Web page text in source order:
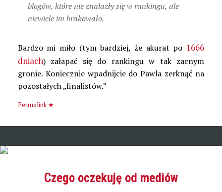
blogów, które nie znalazły się w rankingu, ale
niewiele im brakowało.
Bardzo mi miło (tym bardziej, że akurat po 1666
dniach) załapać się do rankingu w tak zacnym
gronie. Koniecznie wpadnijcie do Pawła zerknąć na
pozostałych „finalistów.”
Permalink ★
Czego oczekuję od mediów